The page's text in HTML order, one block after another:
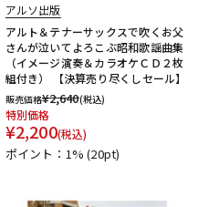
エフェクター
DTM
レコーディング機器
アルソ出版
アルト＆テナーサックスで吹くお父
さんが泣いてよろこぶ昭和歌謡曲集
（イメージ演奏＆カラオケＣＤ２枚
組付き） 【決算売り尽くしセール】
販売価格¥2,640(税込)
特別価格
¥2,200(税込)
ポイント：1%(20pt)